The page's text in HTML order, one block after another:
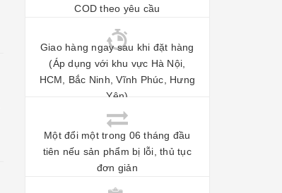
COD theo yêu cầu
Giao hàng ngay sau khi đặt hàng
(Áp dụng với khu vực Hà Nội,
HCM, Bắc Ninh, Vĩnh Phúc, Hưng
Yên)
Một đổi một trong 06 tháng đầu
tiên nếu sản phẩm bị lỗi, thủ tục
đơn giản